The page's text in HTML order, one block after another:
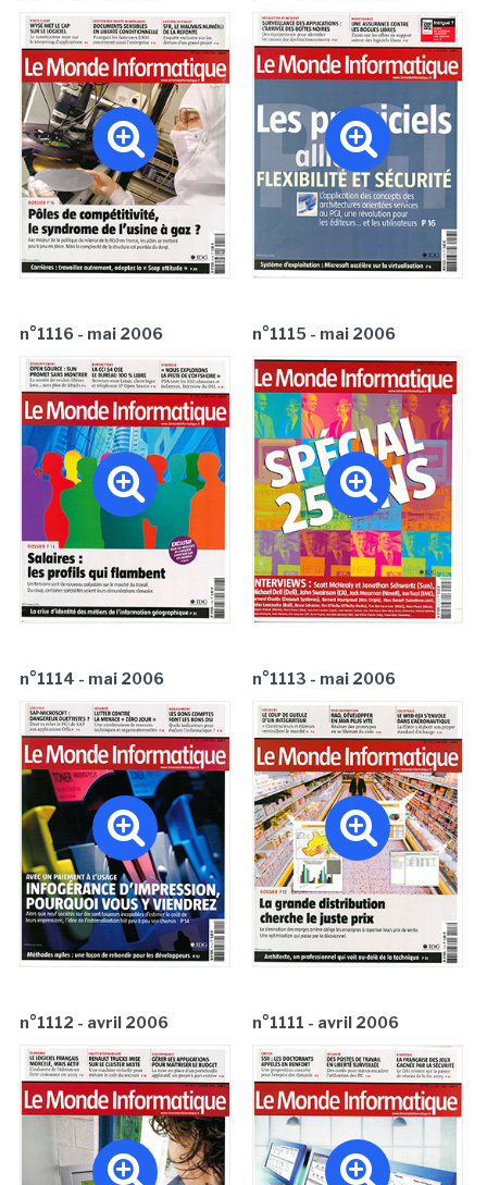
n°1116 - mai 2006 n°1115 - mai 2006
n°1114 - mai 2006 n°1113 - mai 2006
n°1112 - avril 2006 n°1111 - avril 2006